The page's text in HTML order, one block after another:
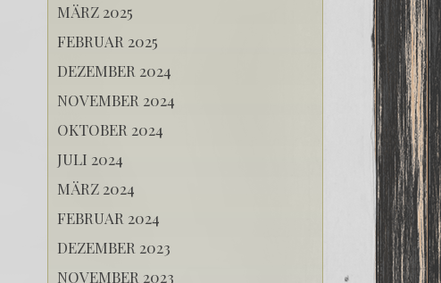
MÄRZ 2025
FEBRUAR 2025
DEZEMBER 2024
NOVEMBER 2024
OKTOBER 2024
JULI 2024
MÄRZ 2024
FEBRUAR 2024
DEZEMBER 2023
NOVEMBER 2023